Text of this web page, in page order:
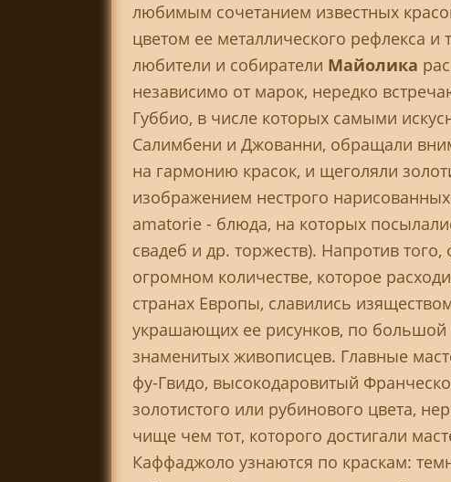
любимым сочетанием известных
цветом ее металлического рефлекса
любители и собиратели Майолика
независимо от марок, нередко
Губбио, в числе которых самыми
Салимбени и Джованни, обращали
на гармонию красок, и щеголяли
изображением нестрого
amatorie - блюда, на которых
свадеб и др. торжеств). Напротив
огромном количестве, которое
странах Европы, славились
украшающих ее рисунков, по большой
знаменитых живописцев. Главные
фу-Гвидо, высокодаровитый
золотистого или рубинового цвета,
чище чем тот, которого достигали
Каффаджоло узнаются по краскам: